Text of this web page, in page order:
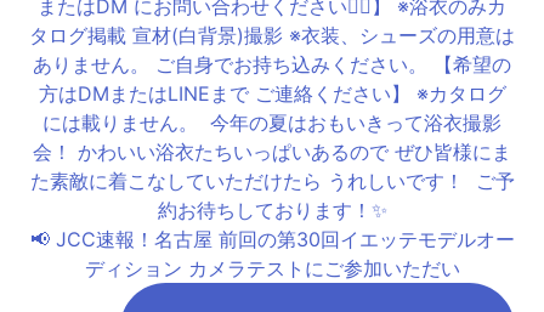
📢 JCC速報！名古屋 前回の第30回イエッテモデルオー
ディション カメラテストにご参加いただい